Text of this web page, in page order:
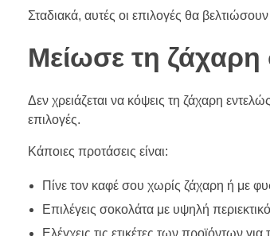
Σταδιακά, αυτές οι επιλογές θα
Μείωσε τη ζάχαρη
Δεν χρειάζεται να κόψεις τη ζάχαρη
επιλογές.
Κάποιες προτάσεις είναι:
Πίνε τον καφέ σου χωρίς ζάχαρη ή με
Επιλέγεις σοκολάτα με υψηλή
Ελέγχεις τις ετικέτες των προϊόντων